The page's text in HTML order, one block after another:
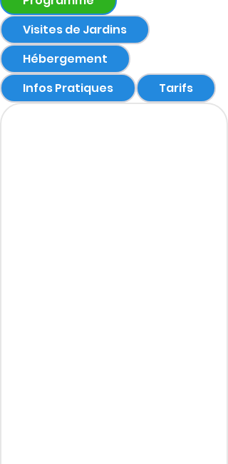
Visites de Jardins
Hébergement
Infos Pratiques
Tarifs